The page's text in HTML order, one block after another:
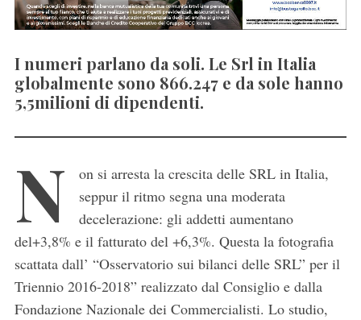
I numeri parlano da soli. Le Srl in Italia
globalmente sono 866.247 e da sole hanno
5,5milioni di dipendenti.
N
on si arresta la crescita delle SRL in Italia,
seppur il ritmo segna una moderata
decelerazione: gli addetti aumentano
del+3,8% e il fatturato del +6,3%. Questa la fotografia
scattata dall’ “Osservatorio sui bilanci delle SRL” per il
Triennio 2016-2018” realizzato dal Consiglio e dalla
Fondazione Nazionale dei Commercialisti. Lo studio,